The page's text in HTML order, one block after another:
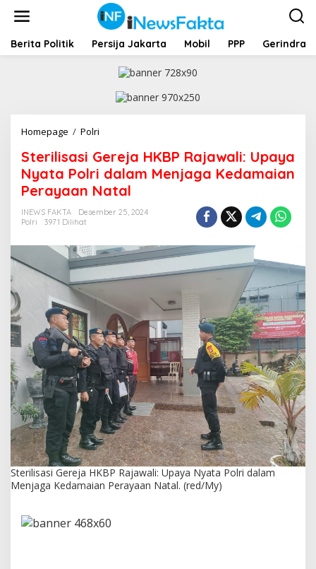
t
Berita Politik Persija Jakarta Mobil PPP Gerindra
Homepage / Polri
e
l
s
i
e
a
H
K
B
P
j
a
w
a
l
i
p
Sterilisasi Gereja HKBP Rajawali: Upaya
Nyata Polri dalam Menjaga Kedamaian
Perayaan Natal
INEWS FAKTA
Desember 25, 2024
Polri
3971 Dilihat
Sterilisasi Gereja HKBP Rajawali: Upaya Nyata Polri dalam
Menjaga Kedamaian Perayaan Natal. (red/My)